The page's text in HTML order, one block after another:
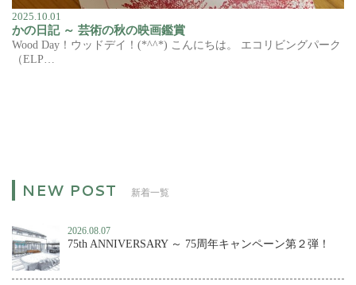
2025.10.01
かの日記 ～ 芸術の秋の映画鑑賞
Wood Day！ウッドデイ！(*^^*) こんにちは。 エコリビングパーク
（ELP…
新着一覧
2026.08.07
75th ANNIVERSARY ～ 75周年キャンペーン第２弾！